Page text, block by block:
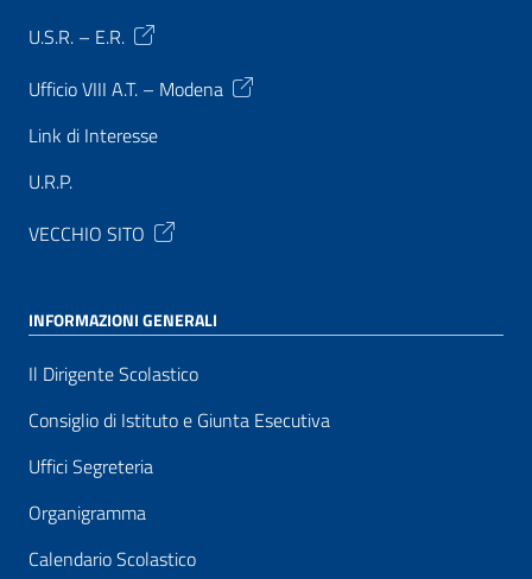
U.S.R. – E.R.
Ufficio VIII A.T. – Modena
Link di Interesse
U.R.P.
VECCHIO SITO
INFORMAZIONI GENERALI
Il Dirigente Scolastico
Consiglio di Istituto e Giunta Esecutiva
Uffici Segreteria
Organigramma
Calendario Scolastico